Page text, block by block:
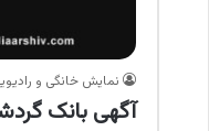
نمایش خانگی و
آگهی بانک